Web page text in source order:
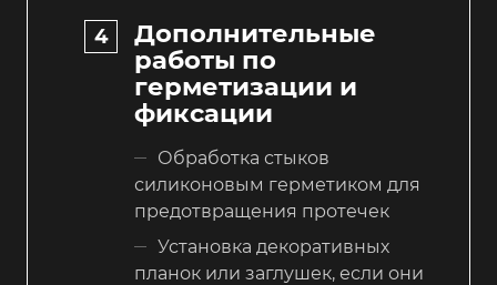
Дополнительные
работы по
герметизации и
фиксации
Обработка стыков
силиконовым герметиком для
предотвращения протечек
Установка декоративных
планок или заглушек, если они